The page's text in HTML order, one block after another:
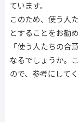
ています。
このため、使う人
とすることをお勧め
「使う人たちの合
なるでしょうか。
ので、参考にしてく